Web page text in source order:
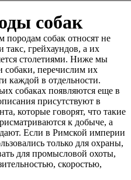
собак
породам собак относят не
такс, грейхаундов, а их
столетиями. Ниже мы
собаки, перечислим их
каждой в отдельности.
собаках появляются еще в
присутствуют в
которые говорят, что такие
к добыче, а
Если в Римской империи
только для охраны,
для промысловой охоты,
скоростью,